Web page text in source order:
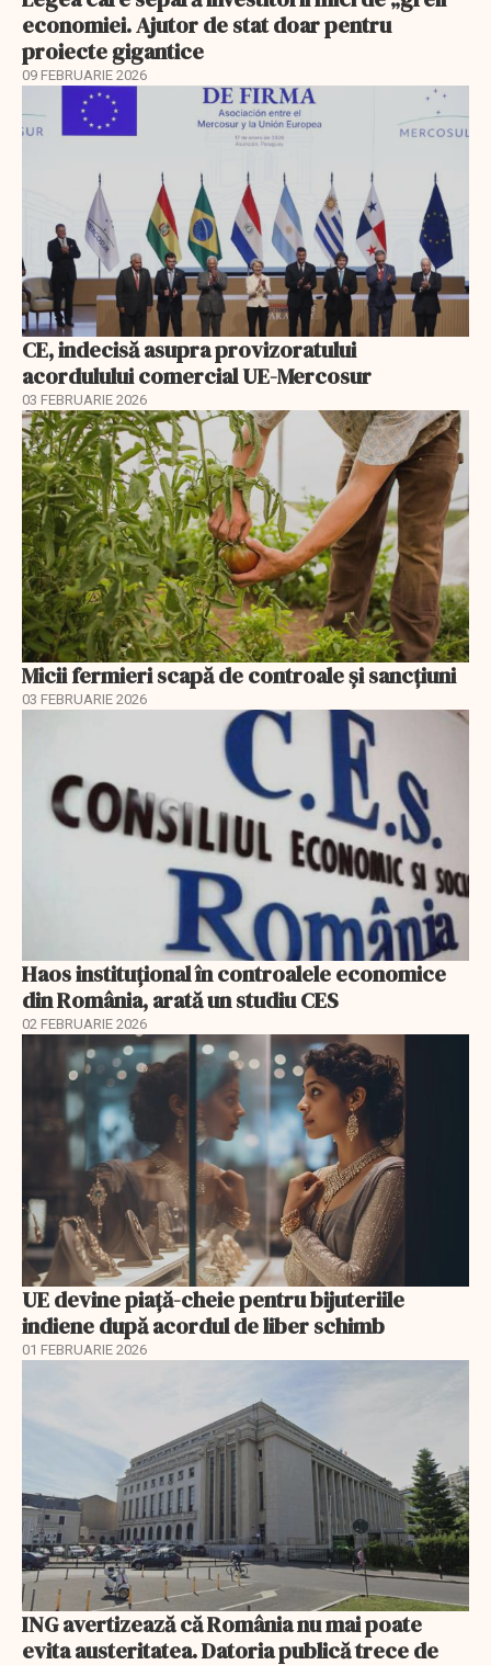
economiei. Ajutor de stat doar pentru
proiecte gigantice
09 FEBRUARIE 2026
CE, indecisă asupra provizoratului
acordulului comercial UE-Mercosur
03 FEBRUARIE 2026
Micii fermieri scapă de controale și sancțiuni
03 FEBRUARIE 2026
Haos instituțional în controalele economice
din România, arată un studiu CES
02 FEBRUARIE 2026
UE devine piață-cheie pentru bijuteriile
indiene după acordul de liber schimb
01 FEBRUARIE 2026
ING avertizează că România nu mai poate
evita austeritatea. Datoria publică trece de